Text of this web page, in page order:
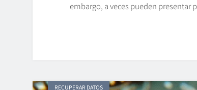
embargo, a veces pueden
RECUPERAR DATOS